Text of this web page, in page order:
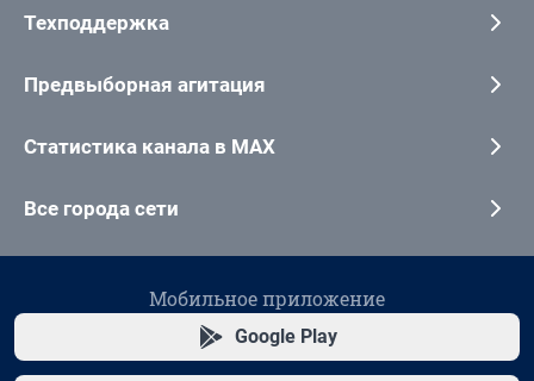
Техподдержка
Предвыборная агитация
Статистика канала в MAX
Все города сети
Мобильное приложение
Google Play